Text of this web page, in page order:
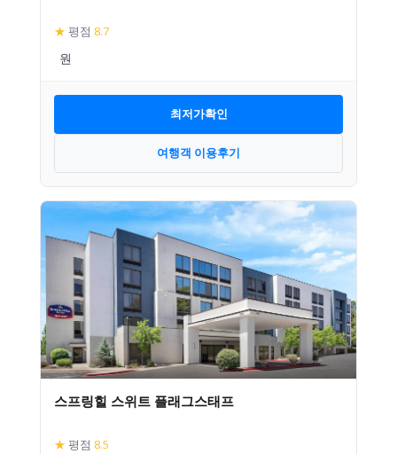
★ 평점 8.7
최저가확인
여행객 이용후기
스프링힐 스위트 플래그스태프
★ 평점 8.5